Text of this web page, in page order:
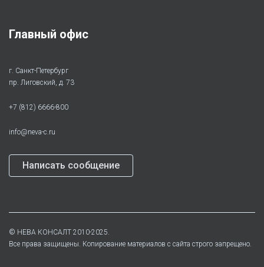
Главный офис
г. Санкт-Петербург
пр. Лиговский, д. 73
+7 (812) 6666-800
info@neva-c.ru
Написать сообщение
© НЕВА КОНСАЛТ 2010-2025.
Все права защищены. Копирование материалов с сайта строго запрещено.